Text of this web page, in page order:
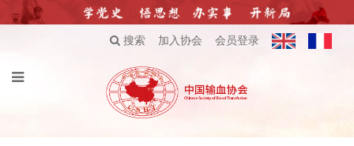
搜索 加入协会 会员登录